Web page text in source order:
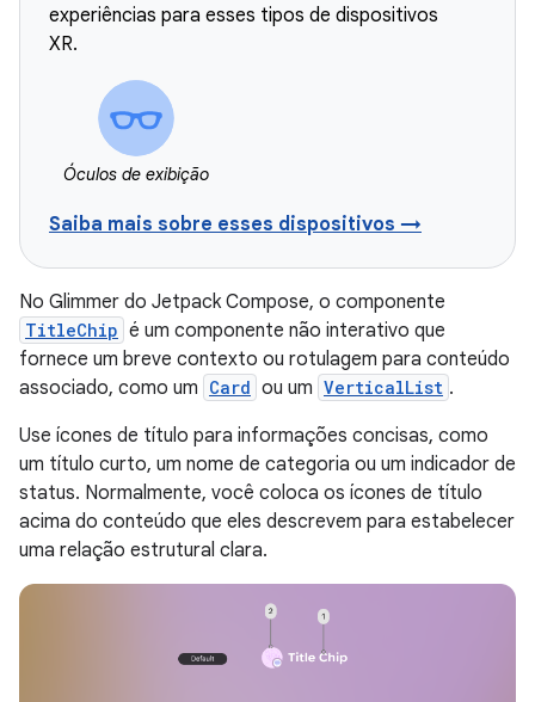
experiências para esses tipos de dispositivos
XR.
Óculos de exibição
Saiba mais sobre esses dispositivos →
No Glimmer do Jetpack Compose, o componente
TitleChip é um componente não interativo que
fornece um breve contexto ou rotulagem para conteúdo
associado, como um Card ou um VerticalList .
Use ícones de título para informações concisas, como
um título curto, um nome de categoria ou um indicador de
status. Normalmente, você coloca os ícones de título
acima do conteúdo que eles descrevem para estabelecer
uma relação estrutural clara.